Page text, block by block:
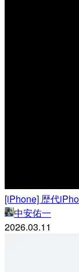
[iPhone] 歴代
中安佑一
2026.03.11